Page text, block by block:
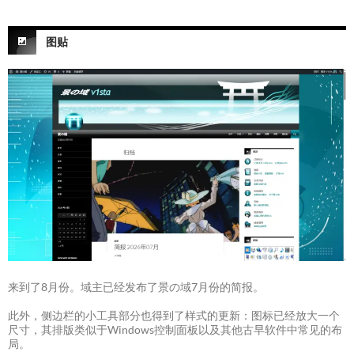
图贴
来到了8月份。域主已经发布了景の域7月份的简报。
此外，侧边栏的小工具部分也得到了样式的更新：图标已经放大一个
尺寸，其排版类似于Windows控制面板以及其他古早软件中常见的布
局。